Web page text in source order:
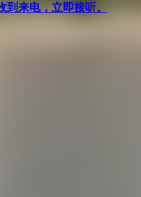
来电，立即接听。